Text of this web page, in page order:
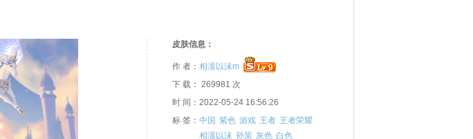
皮肤信息：
作 者： 相濡以沫m
下 载： 269981 次
时 间：2022-05-24 16:56:26
标 签： 中国 紫色 游戏 王者 王者荣耀
相濡以沫 孙策 灰色 白色